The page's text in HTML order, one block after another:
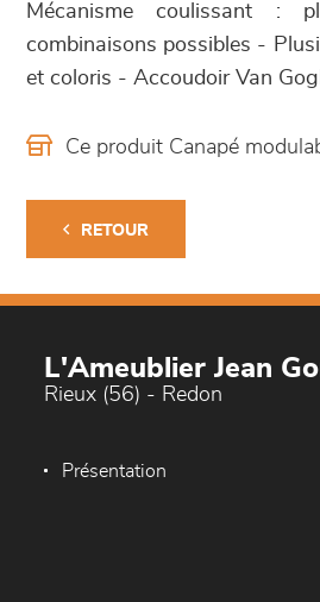
Mécanisme coulissant :
combinaisons possibles -
et coloris - Accoudoir Van
Ce produit Canapé
RETOUR
L'Ameublier Jean
Rieux (56) - Redon
Présentation